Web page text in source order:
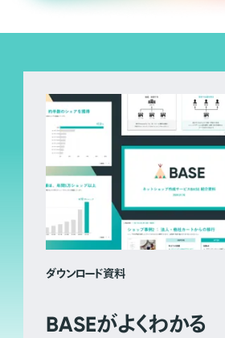
ダウンロード資料
BASEがよくわかる